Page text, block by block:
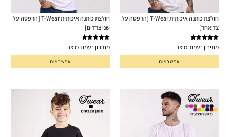
חולצת כותנה איכותית T-Wear [הדפסה על
צד אחד]
דורג5.00
מחירון בעמוד מוצר
אפשרויות
חולצת כותנה איכותית T-Wear [הדפסה על
שני צדדים]
דורג5.00
מחירון בעמוד מוצר
אפשרויות